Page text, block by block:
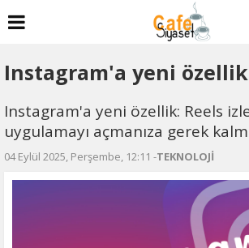
Instagram'a yeni özellik
Instagram'a yeni özellik: Reels
uygulamayı açmanıza gerek
04 Eylül 2025, Perşembe, 12:11 -TEKNOLOJİ